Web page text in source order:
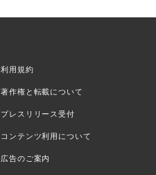
利用規約
著作権と転載について
プレスリリース受付
コンテンツ利用について
広告のご案内